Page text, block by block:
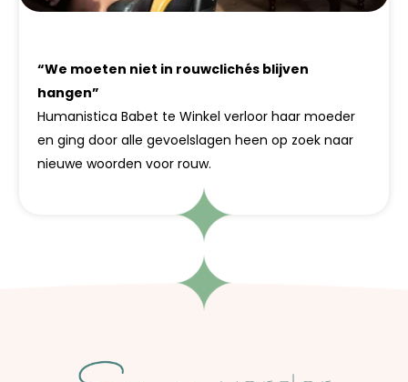
“We moeten niet in rouwclichés blijven
hangen”
Humanistica Babet te Winkel verloor haar moeder
en ging door alle gevoelslagen heen op zoek naar
nieuwe woorden voor rouw.